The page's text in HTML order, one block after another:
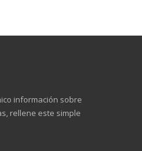
información sobre
rellene este simple